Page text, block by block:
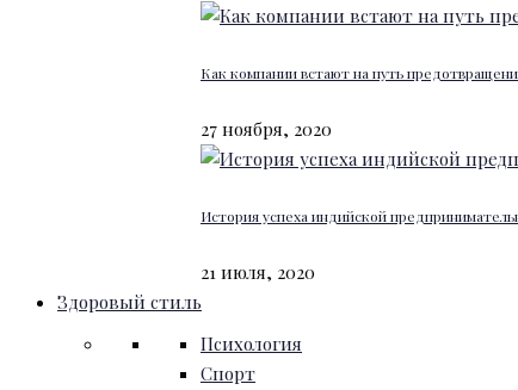
Как компании встают на путь
27 ноября, 2020
История успеха индийской
21 июля, 2020
Здоровый стиль
Психология
Спорт